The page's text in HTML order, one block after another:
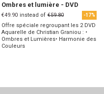
Ombres et lumière - DVD
€49.90 instead of €59.80 -17%
Offre spéciale regroupant les 2 DVD
Aquarelle de Christian Graniou : •
Ombres et Lumières• Harmonie des
Couleurs